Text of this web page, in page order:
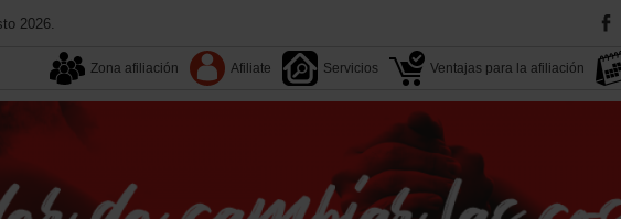
2026.
Zona afiliación Afiliate Servicios Ventajas para la afiliación